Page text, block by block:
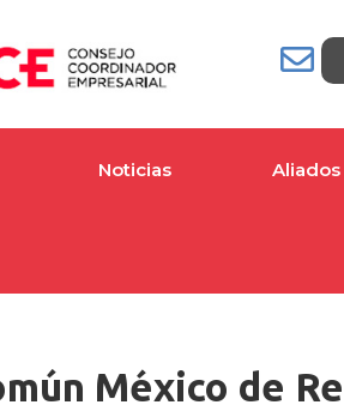
Noticias Aliados
México de